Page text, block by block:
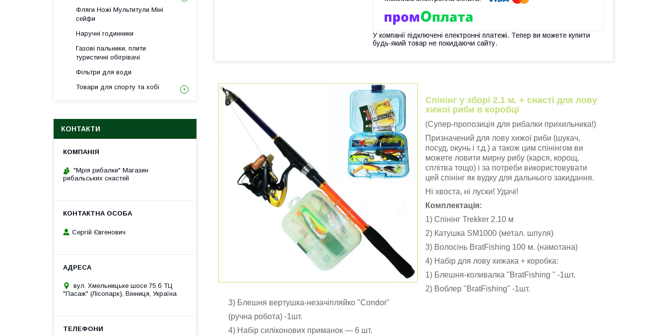
У компанії підключені електронні платежі. Тепер ви можете купити
будь-який товар не покидаючи сайту.
Спінінг у зборі 2.1 м. + снасті для лову
хижої риби в коробці
(Супер-пропозиція для рибалки прихильника!)
Призначений для лову хижої риби (шукач,
посуд, окунь і т.д.) а також цим спінінгом ви
можете ловити мирну рибу (карся, корощ,
сплітва тощо) і за потреби використовувати
цей спінінг як вудку для дальнього закидання.
Ні хвоста, ні луски! Удачі!
Комплектація:
1) Спінінг Trekker 2.10 м
2) Катушка SM1000 (метал. шпуля)
3) Волосінь BratFishing 100 м. (намотана)
4) Набір для лову хижака + коробка:
1) Блешня-коливалка "BratFishing " -1шт.
2) Воблер "BratFishing" -1шт.
3) Блешня вертушка-незачіпляйко "Condor"
(ручна робота) -1шт.
4) Набір силіконових приманок — 6 шт.
Фляги Ножі Мультитули Міні
сейфи
Наручні годинники
Газові пальники, плити
туристичні обігрівачі
Фільтри для води
Товари для спорту та хобі
КОНТАКТИ
"Мрія рибалки" Магазин
рибальських снастей
Сергій Євгенович
вул. Хмельницьке шосе 75 б ТЦ
"Пасаж" (Лісопарк), Вінниця, Україна